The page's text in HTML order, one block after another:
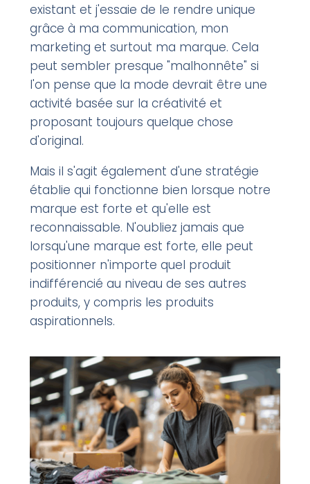
existant et j'essaie de le rendre unique
grâce à ma communication, mon
marketing et surtout ma marque. Cela
peut sembler presque "malhonnête" si
l'on pense que la mode devrait être une
activité basée sur la créativité et
proposant toujours quelque chose
d'original.
Mais il s'agit également d'une stratégie
établie qui fonctionne bien lorsque notre
marque est forte et qu'elle est
reconnaissable. N'oubliez jamais que
lorsqu'une marque est forte, elle peut
positionner n'importe quel produit
indifférencié au niveau de ses autres
produits, y compris les produits
aspirationnels.